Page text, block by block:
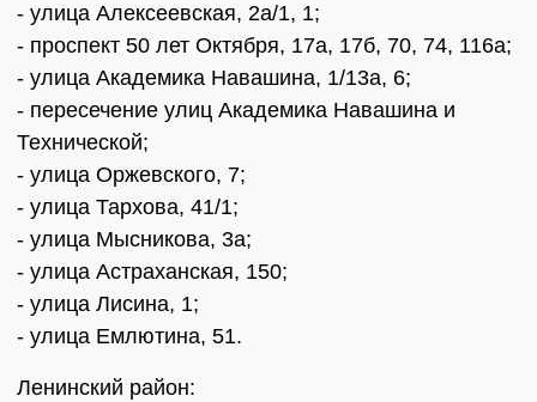
- улица Алексеевская, 2а/1, 1;
- проспект 50 лет Октября, 17а, 17б, 70, 74, 116а;
- улица Академика Навашина, 1/13а, 6;
- пересечение улиц Академика Навашина и
Технической;
- улица Оржевского, 7;
- улица Тархова, 41/1;
- улица Мысникова, 3а;
- улица Астраханская, 150;
- улица Лисина, 1;
- улица Емлютина, 51.
Ленинский район: